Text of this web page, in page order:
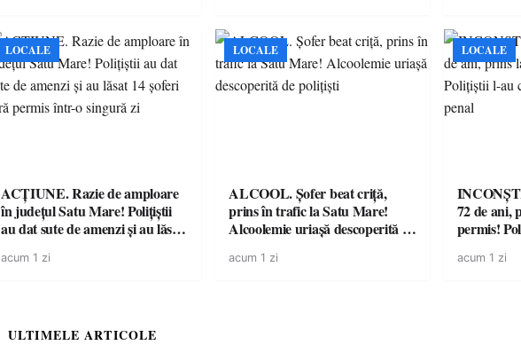
LOCALE
ACȚIUNE. Razie de amploare
în județul Satu Mare! Polițiștii
au dat sute de amenzi și au lăsat
singură zi
acum 1 zi
LOCALE
ALCOOL. Șofer beat criță,
prins în trafic la Satu Mare!
Alcoolemie uriașă descoperită de
acum 1 zi
LOCALE
72 de ani,
permis!
acum 1 zi
ULTIMELE ARTICOLE